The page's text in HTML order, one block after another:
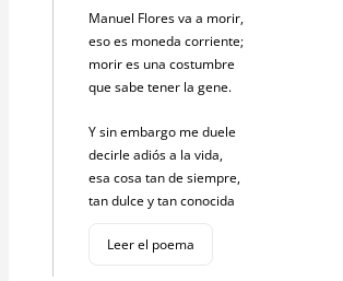
Manuel Flores va a morir,
eso es moneda corriente;
morir es una costumbre
que sabe tener la gene.
Y sin embargo me duele
decirle adiós a la vida,
esa cosa tan de siempre,
tan dulce y tan conocida
Leer el poema